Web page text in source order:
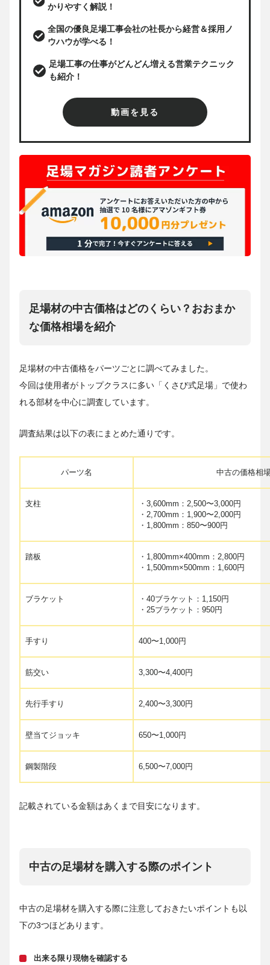
かりやすく解説！
全国の優良足場工事会社の社長から経営＆採用ノ
ウハウが学べる！
足場工事の仕事がどんどん増える営業テクニック
も紹介！
動画を見る
足場材の中古価格はどのくらい？おおまか
な価格相場を紹介
足場材の中古価格をパーツごとに調べてみました。
今回は使用者がトップクラスに多い「くさび式足場」で使わ
れる部材を中心に調査しています。
調査結果は以下の表にまとめた通りです。
パーツ名 中古の価格相
支柱
・3,600mm：2,500〜3,000円
・2,700mm：1,900〜2,000円
・1,800mm：850〜900円
踏板
・1,800mm×400mm：2,800円
・1,500mm×500mm：1,600円
ブラケット
・40ブラケット：1,150円
・25ブラケット：950円
手すり 400〜1,000円
筋交い 3,300〜4,400円
先行手すり 2,400〜3,300円
壁当てジョッキ 650〜1,000円
鋼製階段 6,500〜7,000円
記載されている金額はあくまで目安になります。
中古の足場材を購入する際のポイント
中古の足場材を購入する際に注意しておきたいポイントも以
下の3つほどあります。
出来る限り現物を確認する